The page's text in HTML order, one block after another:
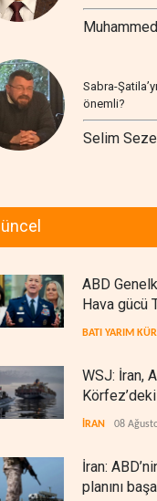
Sabra-
önemli?
Selim
ABD
Hava gücü
hedeflerine
BATI YARIM
WSJ: İran,
erdiriyor
İRAN 08
İran:
planını